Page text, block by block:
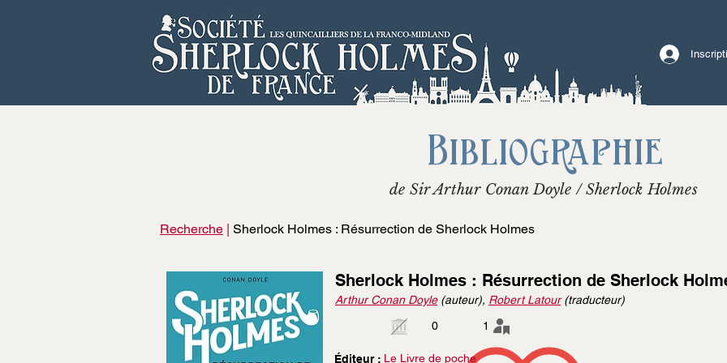
Bibliographie
de Sir Arthur Conan Doyle / Sherlock Holmes
Recherche | Sherlock Holmes : Résurrection de Sherlock Holmes
Sherlock Holmes : Résurrection de Sherlock
Arthur Conan Doyle(auteur), Robert Latour(traducteur)
0
1
Éditeur : Le Livre de poche